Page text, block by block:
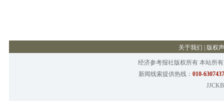
关于我们 版权
经济参考报社版权所有 本站所
新闻线索提供热线： 010-